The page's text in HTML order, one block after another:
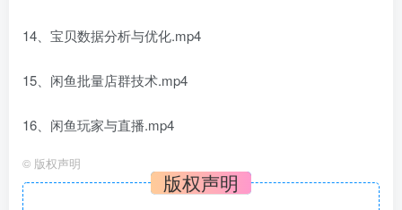
14、宝贝数据分析与优化.mp4
15、闲鱼批量店群技术.mp4
16、闲鱼玩家与直播.mp4
© 版权声明
版权声明